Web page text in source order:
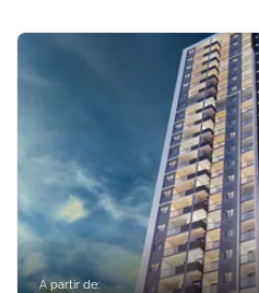
A partir de: